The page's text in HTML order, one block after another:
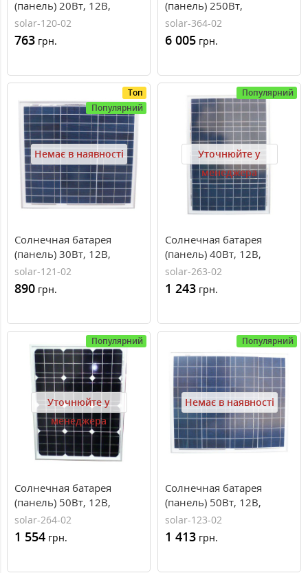
(панель) 20Вт, 12В,
поликристаллическая,
Perlight Solar
solar-120-02
763 грн.
(панель) 250Вт,
поликристаллическая
PLM-250P-60, Perlight
Solar
solar-364-02
6 005 грн.
Топ
Популярний
Немає в наявності
Солнечная батарея
(панель) 30Вт, 12В,
поликристаллическая,
PLM-030P-36, Perlight
Solar
solar-121-02
890 грн.
Популярний
Уточнюйте у
менеджера
Солнечная батарея
(панель) 40Вт, 12В,
поликристаллическая,
PLM-040P-36, Perlight
Solar
solar-263-02
1 243 грн.
Популярний
Уточнюйте у
менеджера
Солнечная батарея
(панель) 50Вт, 12В,
монокристаллическая,
PLM-050M-36, Perlight
Solar
solar-264-02
1 554 грн.
Популярний
Немає в наявності
Солнечная батарея
(панель) 50Вт, 12В,
поликристаллическая,
PLM-050P-36, Perlight
Solar
solar-123-02
1 413 грн.